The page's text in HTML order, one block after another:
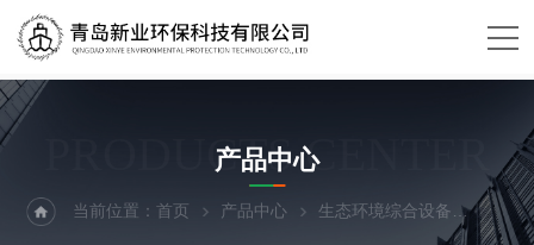
PRODUCTS CENTER
产品中心
当前位置：首页 产品中心 生态环境综合设备 温湿